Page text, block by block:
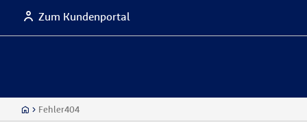
Zum Kundenportal
Fehler404